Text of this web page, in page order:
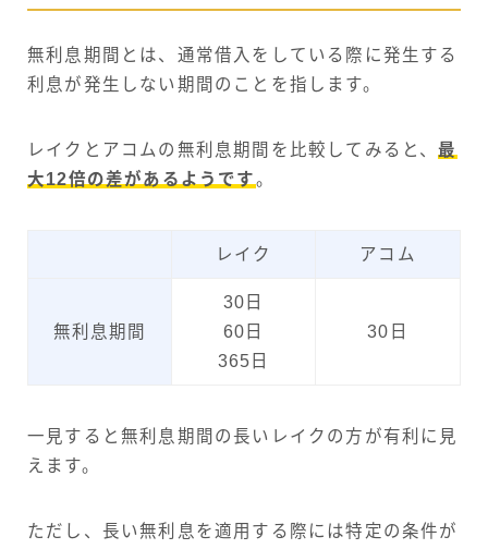
無利息期間とは、通常借入をしている際に発生する
利息が発生しない期間のことを指します。
レイクとアコムの無利息期間を比較してみると、最
大12倍の差があるようです。
レイク アコム
無利息期間
30日
60日
365日
30日
一見すると無利息期間の長いレイクの方が有利に見
えます。
ただし、長い無利息を適用する際には特定の条件が